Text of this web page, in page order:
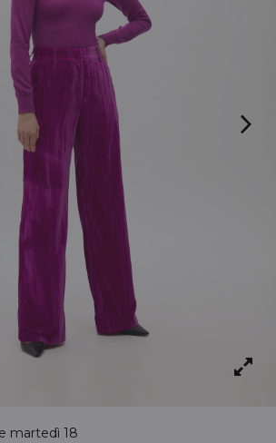
martedì 18